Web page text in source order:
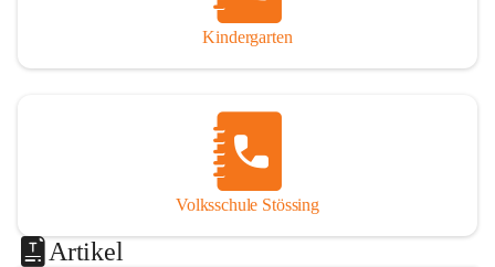
Kindergarten
Volksschule Stössing
Artikel